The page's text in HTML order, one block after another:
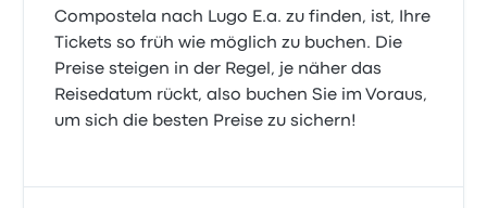
Compostela nach Lugo E.a. zu finden, ist, Ihre
Tickets so früh wie möglich zu buchen. Die
Preise steigen in der Regel, je näher das
Reisedatum rückt, also buchen Sie im Voraus,
um sich die besten Preise zu sichern!